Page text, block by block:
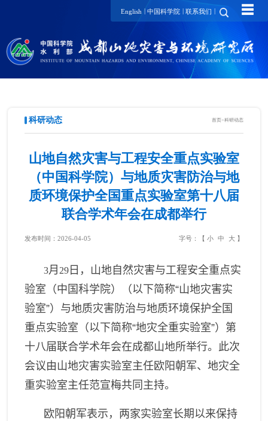
English | 中国科学院 | 联系我们 | ☰
科研动态 首页>科研动态
山地自然灾害与工程安全重点实验室
（中国科学院）与地质灾害防治与地
质环境保护全国重点实验室第十八届
联合学术年会在成都举行
发布时间：2026-04-05 字号：【 小 中 大】
3月29 日，山地自然灾害与工程安全重点实
验室（中国科学院）（以下简称“山地灾害实
验室”）与地质灾害防治与地质环境保护全国
重点实验室（以下简称“地灾全重实验室”）第
十八届联合学术年会在成都山地所举行。此次
会议由山地灾害实验室主任欧阳朝军、地灾全
重实验室主任范宣梅共同主持。
欧阳朝军表示，两家实验室长期以来保持